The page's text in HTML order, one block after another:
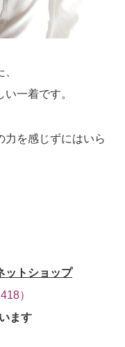
一着です。
力を感じずにはいら
ットショップ
）
ます